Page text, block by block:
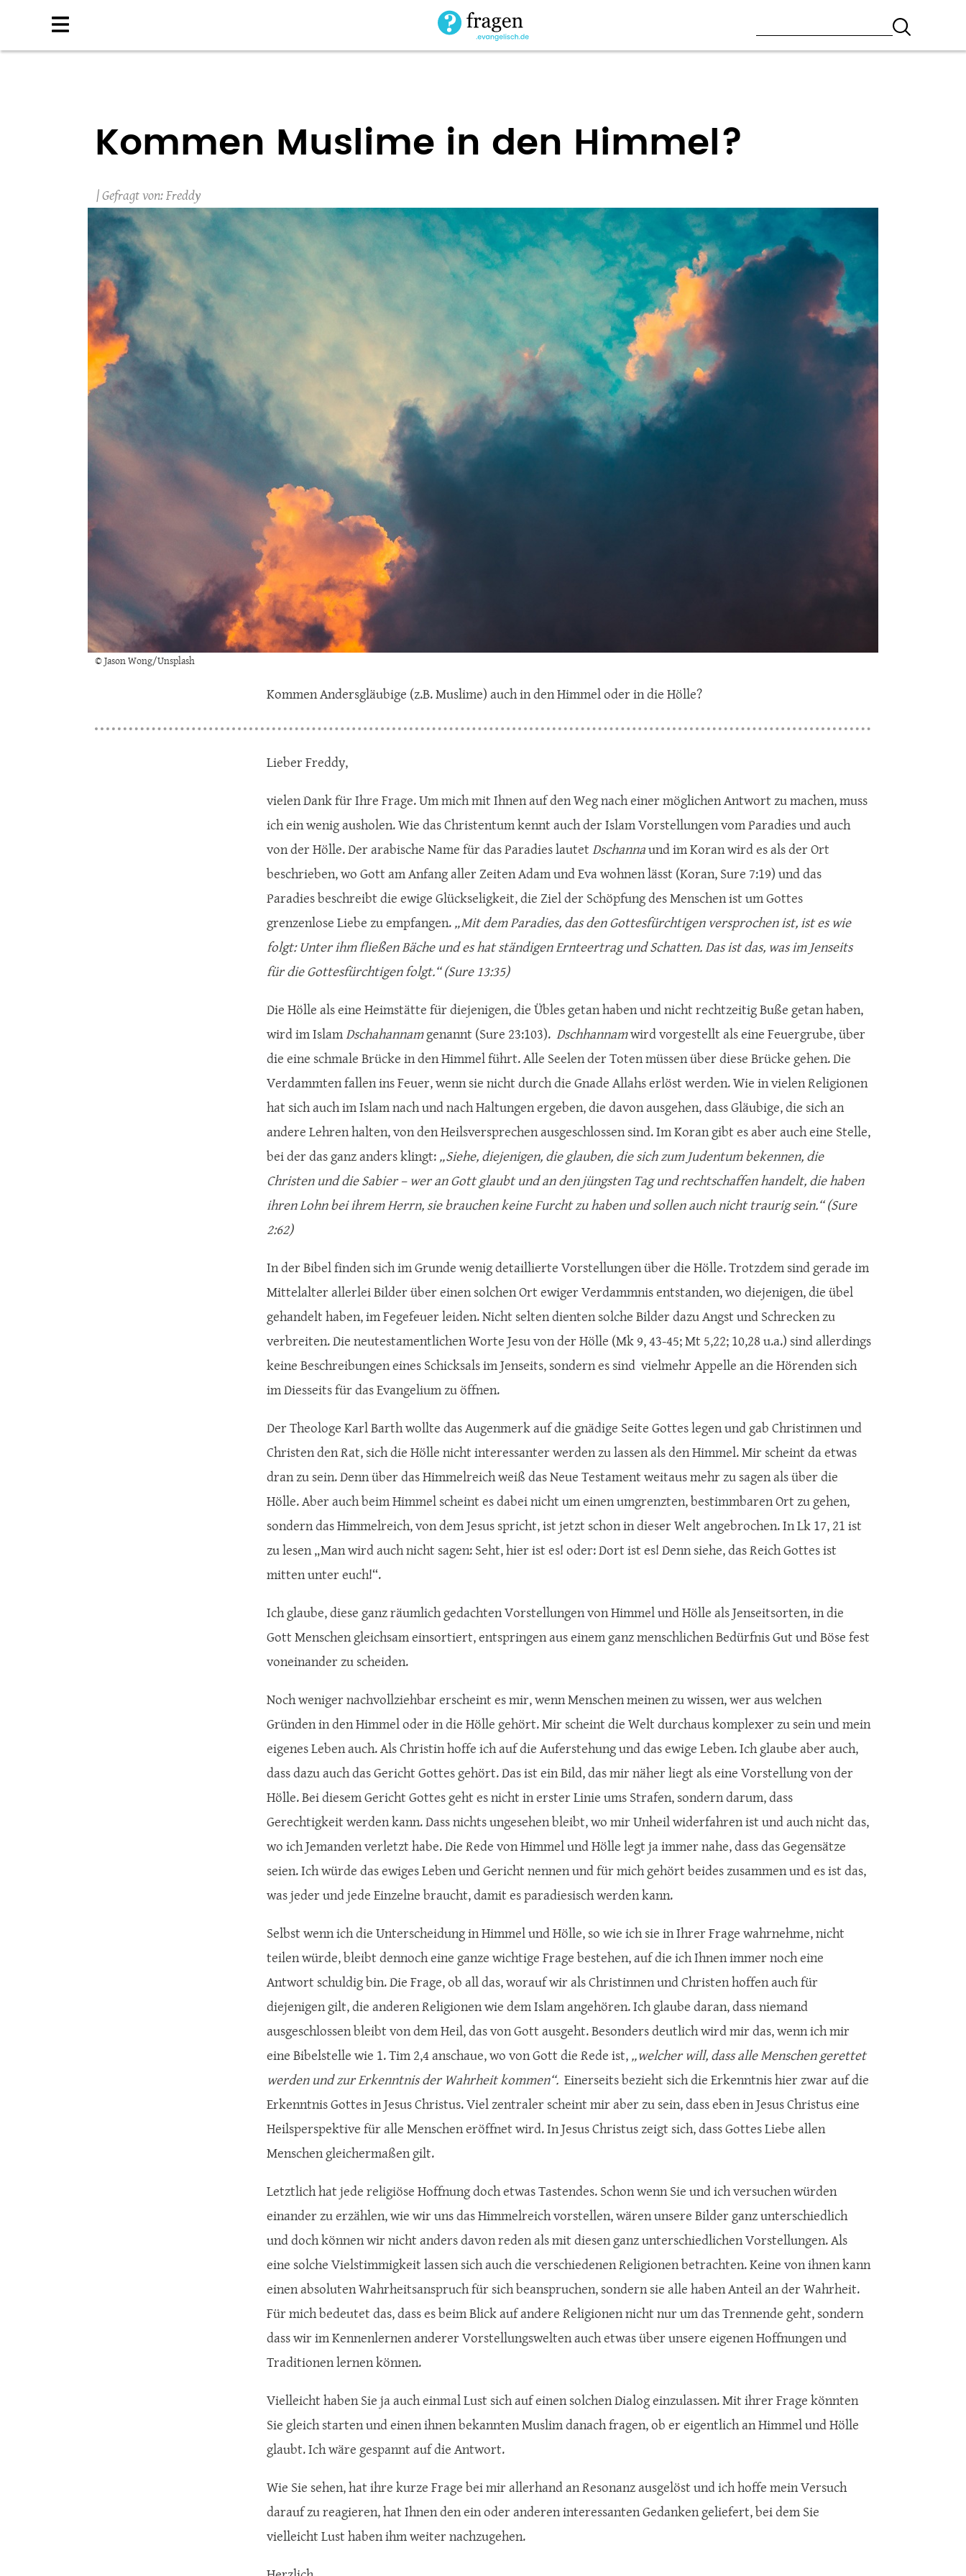
Kommen Muslime in den Himmel?
Freddy
© Jason Wong/Unsplash
Kommen Andersgläubige (z.B. Muslime) auch in den Himmel oder in die Hölle?
Lieber Freddy,
vielen Dank für Ihre Frage. Um mich mit Ihnen auf den Weg nach einer möglichen Antwort zu machen, muss
ich ein wenig ausholen. Wie das Christentum kennt auch der Islam Vorstellungen vom Paradies und auch
von der Hölle. Der arabische Name für das Paradies lautetDschannaund im Koran wird es als der Ort
beschrieben, wo Gott am Anfang aller Zeiten Adam und Eva wohnen lässt (Koran, Sure 7:19) und das
Paradies beschreibt die ewige Glückseligkeit, die Ziel der Schöpfung des Menschen ist um Gottes
grenzenlose Liebe zu empfangen.„Mit dem Paradies, das den Gottesfürchtigen versprochen ist, ist es wie
folgt: Unter ihm fließen Bäche und es hat ständigen Ernteertrag und Schatten. Das ist das, was im Jenseits
für die Gottesfürchtigen folgt.“ (Sure 13:35)
Die Hölle als eine Heimstätte für diejenigen, die Übles getan haben und nicht rechtzeitig Buße getan haben,
wird im IslamDschahannamgenannt (Sure 23:103). Dschhannamwird vorgestellt als eine Feuergrube, über
die eine schmale Brücke in den Himmel führt. Alle Seelen der Toten müssen über diese Brücke gehen. Die
Verdammten fallen ins Feuer, wenn sie nicht durch die Gnade Allahs erlöst werden. Wie in vielen Religionen
hat sich auch im Islam nach und nach Haltungen ergeben, die davon ausgehen, dass Gläubige, die sich an
andere Lehren halten, von den Heilsversprechen ausgeschlossen sind. Im Koran gibt es aber auch eine Stelle,
bei der das ganz anders klingt:„Siehe, diejenigen, die glauben, die sich zum Judentum bekennen, die
Christen und die Sabier – wer an Gott glaubt und an den jüngsten Tag und rechtschaffen handelt, die haben
ihren Lohn bei ihrem Herrn, sie brauchen keine Furcht zu haben und sollen auch nicht traurig sein.“ (Sure
2:62)
In der Bibel finden sich im Grunde wenig detaillierte Vorstellungen über die Hölle. Trotzdem sind gerade im
Mittelalter allerlei Bilder über einen solchen Ort ewiger Verdammnis entstanden, wo diejenigen, die übel
gehandelt haben, im Fegefeuer leiden. Nicht selten dienten solche Bilder dazu Angst und Schrecken zu
verbreiten. Die neutestamentlichen Worte Jesu von der Hölle (Mk 9, 43-45; Mt 5,22; 10,28 u.a.) sind allerdings
keine Beschreibungen eines Schicksals im Jenseits, sondern es sind vielmehr Appelle an die Hörenden sich
im Diesseits für das Evangelium zu öffnen.
Der Theologe Karl Barth wollte das Augenmerk auf die gnädige Seite Gottes legen und gab Christinnen und
Christen den Rat, sich die Hölle nicht interessanter werden zu lassen als den Himmel. Mir scheint da etwas
dran zu sein. Denn über das Himmelreich weiß das Neue Testament weitaus mehr zu sagen als über die
Hölle. Aber auch beim Himmel scheint es dabei nicht um einen umgrenzten, bestimmbaren Ort zu gehen,
sondern das Himmelreich, von dem Jesus spricht, ist jetzt schon in dieser Welt angebrochen. In Lk 17, 21 ist
zu lesen „Man wird auch nicht sagen: Seht, hier ist es! oder: Dort ist es! Denn siehe, das Reich Gottes ist
mitten unter euch!“.
Ich glaube, diese ganz räumlich gedachten Vorstellungen von Himmel und Hölle als Jenseitsorten, in die
Gott Menschen gleichsam einsortiert, entspringen aus einem ganz menschlichen Bedürfnis Gut und Böse fest
voneinander zu scheiden.
Noch weniger nachvollziehbar erscheint es mir, wenn Menschen meinen zu wissen, wer aus welchen
Gründen in den Himmel oder in die Hölle gehört. Mir scheint die Welt durchaus komplexer zu sein und mein
eigenes Leben auch. Als Christin hoffe ich auf die Auferstehung und das ewige Leben. Ich glaube aber auch,
dass dazu auch das Gericht Gottes gehört. Das ist ein Bild, das mir näher liegt als eine Vorstellung von der
Hölle. Bei diesem Gericht Gottes geht es nicht in erster Linie ums Strafen, sondern darum, dass
Gerechtigkeit werden kann. Dass nichts ungesehen bleibt, wo mir Unheil widerfahren ist und auch nicht das,
wo ich Jemanden verletzt habe. Die Rede von Himmel und Hölle legt ja immer nahe, dass das Gegensätze
seien. Ich würde das ewiges Leben und Gericht nennen und für mich gehört beides zusammen und es ist das,
was jeder und jede Einzelne braucht, damit es paradiesisch werden kann.
Selbst wenn ich die Unterscheidung in Himmel und Hölle, so wie ich sie in Ihrer Frage wahrnehme, nicht
teilen würde, bleibt dennoch eine ganze wichtige Frage bestehen, auf die ich Ihnen immer noch eine
Antwort schuldig bin. Die Frage, ob all das, worauf wir als Christinnen und Christen hoffen auch für
diejenigen gilt, die anderen Religionen wie dem Islam angehören. Ich glaube daran, dass niemand
ausgeschlossen bleibt von dem Heil, das von Gott ausgeht. Besonders deutlich wird mir das, wenn ich mir
eine Bibelstelle wie 1. Tim 2,4 anschaue, wo von Gott die Rede ist,„welcher will, dass alle Menschen gerettet
werden und zur Erkenntnis der Wahrheit kommen“. Einerseits bezieht sich die Erkenntnis hier zwar auf die
Erkenntnis Gottes in Jesus Christus. Viel zentraler scheint mir aber zu sein, dass eben in Jesus Christus eine
Heilsperspektive für alle Menschen eröffnet wird. In Jesus Christus zeigt sich, dass Gottes Liebe allen
Menschen gleichermaßen gilt.
Letztlich hat jede religiöse Hoffnung doch etwas Tastendes. Schon wenn Sie und ich versuchen würden
einander zu erzählen, wie wir uns das Himmelreich vorstellen, wären unsere Bilder ganz unterschiedlich
und doch können wir nicht anders davon reden als mit diesen ganz unterschiedlichen Vorstellungen. Als
eine solche Vielstimmigkeit lassen sich auch die verschiedenen Religionen betrachten. Keine von ihnen kann
einen absoluten Wahrheitsanspruch für sich beanspruchen, sondern sie alle haben Anteil an der Wahrheit.
Für mich bedeutet das, dass es beim Blick auf andere Religionen nicht nur um das Trennende geht, sondern
dass wir im Kennenlernen anderer Vorstellungswelten auch etwas über unsere eigenen Hoffnungen und
Traditionen lernen können.
Vielleicht haben Sie ja auch einmal Lust sich auf einen solchen Dialog einzulassen. Mit ihrer Frage könnten
Sie gleich starten und einen ihnen bekannten Muslim danach fragen, ob er eigentlich an Himmel und Hölle
glaubt. Ich wäre gespannt auf die Antwort.
Wie Sie sehen, hat ihre kurze Frage bei mir allerhand an Resonanz ausgelöst und ich hoffe mein Versuch
darauf zu reagieren, hat Ihnen den ein oder anderen interessanten Gedanken geliefert, bei dem Sie
vielleicht Lust haben ihm weiter nachzugehen.